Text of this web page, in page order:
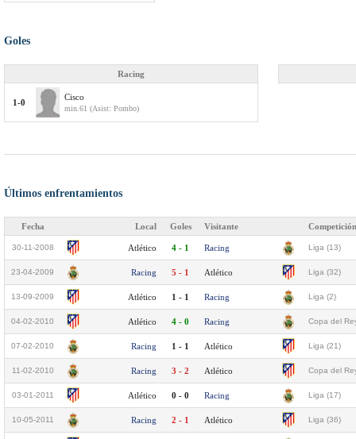
Goles
Racing
1-0
Cisco
min.61 (Asist: Pombo)
Últimos enfrentamientos
Fecha Local Goles Visitante Competición
30-11-2008 Atlético 4 - 1 Racing Liga (13)
23-04-2009 Racing 5 - 1 Atlético Liga (32)
13-09-2009 Atlético 1 - 1 Racing Liga (2)
04-02-2010 Atlético 4 - 0 Racing Copa del
07-02-2010 Racing 1 - 1 Atlético Liga (21)
11-02-2010 Racing 3 - 2 Atlético Copa del
03-01-2011 Atlético 0 - 0 Racing Liga (17)
10-05-2011 Racing 2 - 1 Atlético Liga (36)